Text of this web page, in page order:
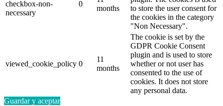
checkbox-non-
necessary
0
months
to store the user consent for
the cookies in the category
"Non Necessary".
viewed_cookie_policy 0
11
months
The cookie is set by the
GDPR Cookie Consent
plugin and is used to store
whether or not user has
consented to the use of
cookies. It does not store
any personal data.
Guardar y aceptar